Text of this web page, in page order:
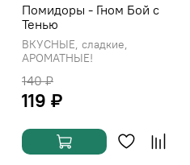
Помидоры - Гном Бой с
Тенью
ВКУСНЫЕ, сладкие,
АРОМАТНЫЕ!
140 ₽
119 ₽